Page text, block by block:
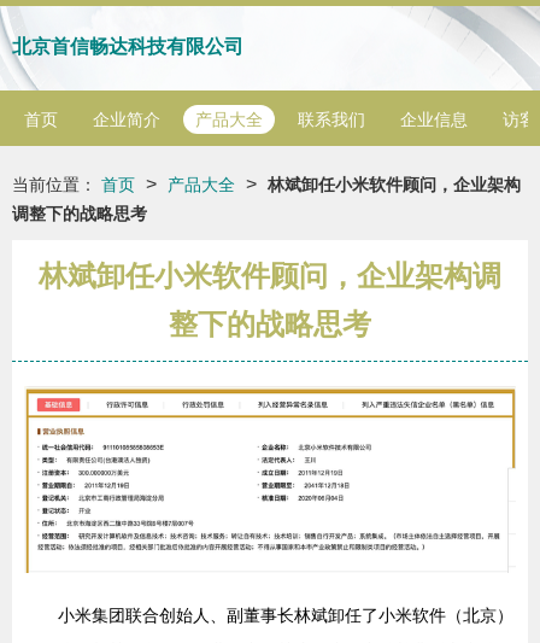
北京首信畅达科技有限公司
首页 企业简介 产品大全 联系我们 企业信息 访客
当前位置： 首页 > 产品大全 > 林斌卸任小米软件顾问，企业架构
调整下的战略思考
林斌卸任小米软件顾问，企业架构调
整下的战略思考
小米集团联合创始人、副董事长林斌卸任了小米软件（北京）